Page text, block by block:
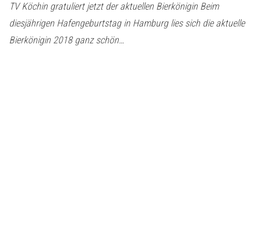
TV Köchin gratuliert jetzt der aktuellen Bierkönigin Beim
diesjährigen Hafengeburtstag in Hamburg lies sich die aktuelle
Bierkönigin 2018 ganz schön…